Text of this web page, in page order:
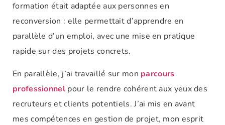
formation était adaptée aux personnes en
reconversion : elle permettait d’apprendre en
parallèle d’un emploi, avec une mise en pratique
rapide sur des projets concrets.
En parallèle, j’ai travaillé sur mon parcours
professionnelpour le rendre cohérent aux yeux des
recruteurs et clients potentiels. J’ai mis en avant
mes compétences en gestion de projet, mon esprit